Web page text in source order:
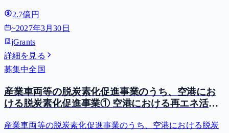
2.7億円
~2027年3月30日
jGrants
詳細を見る
募集中全国
産業車両等の脱炭素化促進事業のうち、空港にお
ける脱炭素化促進事業① 空港における再エネ活用
費等補助金）
産業車両等の脱炭素化促進事業のうち、空港における脱炭